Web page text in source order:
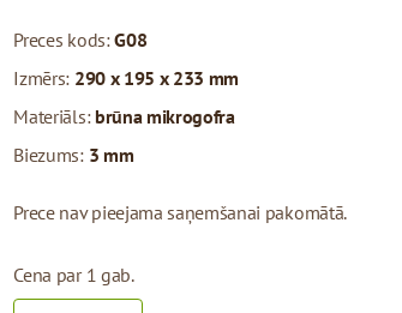
Preces kods:G08
Izmērs: 290 x 195 x 233 mm
Materiāls: brūna mikrogofra
Biezums: 3 mm
Prece nav pieejama saņemšanai pakomātā.
Cena par 1 gab.